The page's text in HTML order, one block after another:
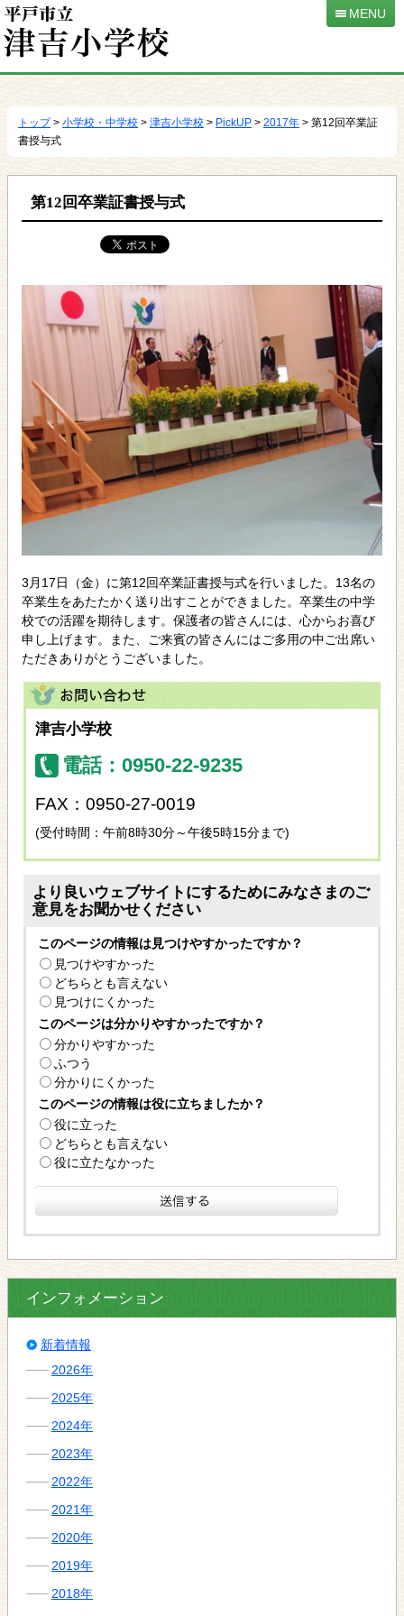
動
MENU
トップ> 小学校・中学校 > 津吉小学校 > PickUP > 2017年 > 第12回卒業証
書授与式
第12回卒業証書授与式
3月17日（金）に第12回卒業証書授与式を行いました。13名の
卒業生をあたたかく送り出すことができました。卒業生の中学
校での活躍を期待します。保護者の皆さんには、心からお喜び
申し上げます。また、ご来賓の皆さんにはご多用の中ご出席い
ただきありがとうございました。
津吉小学校
電話：0950-22-9235
FAX：0950-27-0019
(受付時間：午前8時30分～午後5時15分まで)
より良いウェブサイトにするためにみなさまのご
意見をお聞かせください
このページの情報は見つけやすかったですか？
見つけやすかった
どちらとも言えない
見つけにくかった
このページは分かりやすかったですか？
分かりやすかった
ふつう
分かりにくかった
このページの情報は役に立ちましたか？
役に立った
どちらとも言えない
役に立たなかった
インフォメーション
新着情報
2026年
2025年
2024年
2023年
2022年
2021年
2020年
2019年
2018年